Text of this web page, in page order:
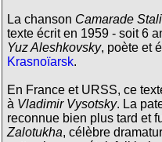
La chanson Camarade
texte écrit en 1959 - soit 6
Yuz Aleshkovsky, poète et
Krasnoïarsk.
En France et URSS, ce
à Vladimir Vysotsky. La
reconnue bien plus tard et
Zalotukha, célèbre